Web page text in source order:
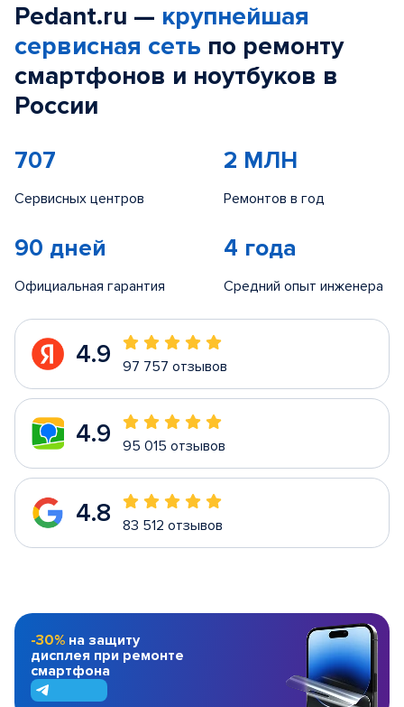
Pedant.ru — крупнейшая
сервисная сеть по ремонту
смартфонов и ноутбуков в
России
707
Сервисных центров
2 МЛН
Ремонтов в год
90 дней
Официальная гарантия
4 года
Средний опыт инженера
4.9 97 757 отзывов
4.9 95 015 отзывов
4.8 83 512 отзывов
-30% на защиту
дисплея при ремонте
смартфона